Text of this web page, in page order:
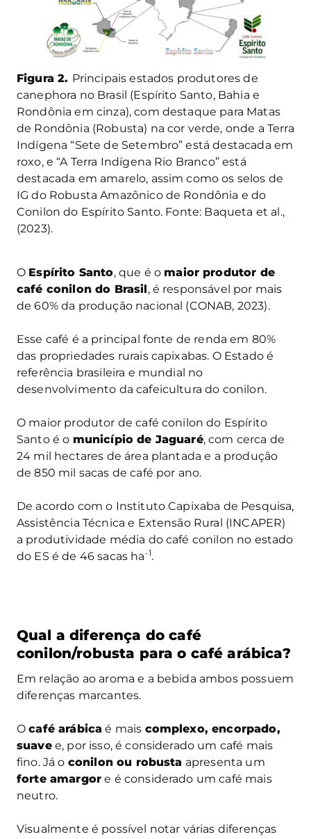
Figura 2. Principais estados produtores de
canephora no Brasil (Espírito Santo, Bahia e
Rondônia em cinza), com destaque para Matas
de Rondônia (Robusta) na cor verde, onde a Terra
Indígena “Sete de Setembro” está destacada em
roxo, e “A Terra Indígena Rio Branco” está
destacada em amarelo, assim como os selos de
IG do Robusta Amazônico de Rondônia e do
Conilon do Espírito Santo. Fonte: Baqueta et al.,
(2023).
O Espírito Santo, que é o maior produtor de
café conilon do Brasil, é responsável por mais
de 60% da produção nacional (CONAB, 2023).
Esse café é a principal fonte de renda em 80%
das propriedades rurais capixabas. O Estado é
referência brasileira e mundial no
desenvolvimento da cafeicultura do conilon.
O maior produtor de café conilon do Espírito
Santo é o município de Jaguaré, com cerca de
24 mil hectares de área plantada e a produção
de 850 mil sacas de café por ano.
De acordo com o Instituto Capixaba de Pesquisa,
Assistência Técnica e Extensão Rural (INCAPER)
a produtividade média do café conilon no estado
do ES é de 46 sacas ha-1.
Qual a diferença do café
conilon/robusta para o café arábica?
Em relação ao aroma e a bebida ambos possuem
diferenças marcantes.
Ocafé arábica é mais complexo, encorpado,
suavee, por isso, é considerado um café mais
fino. Já o conilon ou robusta apresenta um
forte amargor e é considerado um café mais
neutro.
Visualmente é possível notar várias diferenças